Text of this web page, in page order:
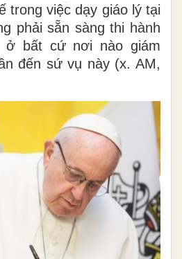
trong việc dạy giáo lý tại
phải sẵn sàng thi hành
ở bất cứ nơi nào giám
đến sứ vụ này (x. AM,